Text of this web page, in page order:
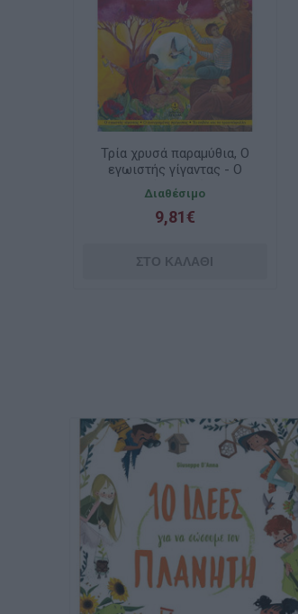
Τρία χρυσά παραμύθια, Ο
εγωιστής γίγαντας - Ο
ευτυχισμένος πρίγκιπας -
Το αηδόνι και το
τριαντάφυλλο
Διαθέσιμο
9,81€